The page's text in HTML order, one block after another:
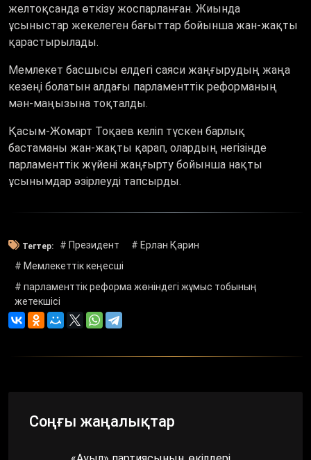
желтоқсанда өткізу жоспарланған. Жиында
ұсыныстар жекелеген бағыттар бойынша жан-жақты
қарастырылады.
Мемлекет басшысы елдегі саяси жаңғырудың жаңа
кезеңі болатын алдағы парламенттік реформаның
мән-маңызына тоқталды.
Қасым-Жомарт Тоқаев келіп түскен барлық
бастаманы жан-жақты қарап, олардың негізінде
парламенттік жүйені жаңғырту бойынша нақты
ұсынымдар әзірлеуді тапсырды.
Тегтер: # Президент
# Ерлан Қарин
# Мемлекеттік кеңесші
# парламенттік реформа жөніндегі жұмыс тобының
жетекшісі
Соңғы жаңалықтар